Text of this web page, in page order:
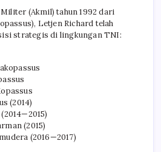
(Akmil) tahun 1992 dari
Letjen Richard telah
strategis di lingkungan TNI:
(2014)
(2015)
(2016—2017)